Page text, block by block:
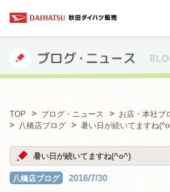
TOP ブログ・ニュース
お店・本社ブ
八橋店ブログ
暑い日が続いてますね
暑い日が続いてますね(^o^)
八橋店ブログ 2016/7/30